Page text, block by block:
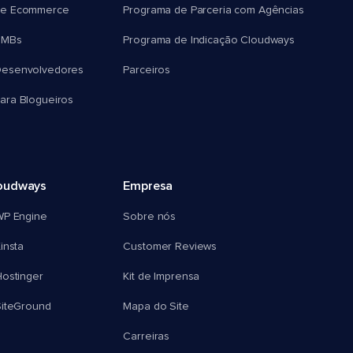
Ecommerce
Blogueiros
Programa de Parceria com Agências
Programa de Indicação Cloudways
Parceiros
Engine
Empresa
Sobre nós
Customer Reviews
Kit de Imprensa
Mapa do Site
Carreiras